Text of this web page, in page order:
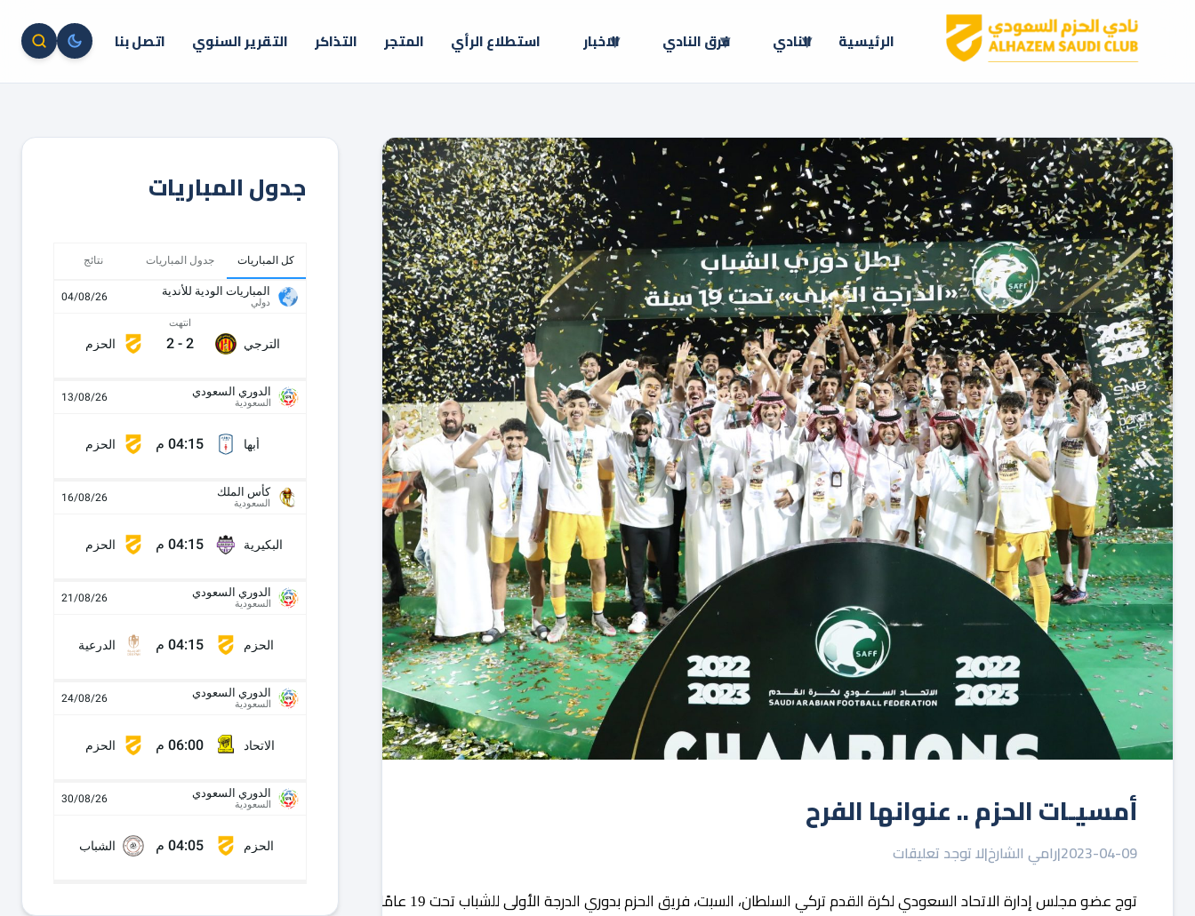
الرئيسية النادي فرق النادي الاخبار استطلاع الرأي المتجر التذاكر التقرير السنوي اتصل بنا
أمسيـات ⁧‫الحزم‬⁩ .. عنوانها الفرح
2023-04-09
|رامي الشارخ|لا توجد تعليقات
توجعضومجلسإدارةالاتحادالسعوديلكرةالقدمتركيالسلطان، السبت،فريقالحزمبدوريالدرجةالأولىللشبابتحت عامًا للموسم
جدول المباريات
كل المباريات جدول المباريات نتائج
المباريات الودية للأندية
دولي 04/08/26
الترجي
انتهت
2
-
2 الحزم
الدوري السعودي
السعودية 13/08/26
أبها 04:15 م الحزم
كأس الملك
السعودية 16/08/26
البكيرية 04:15 م الحزم
الدوري السعودي
السعودية 21/08/26
الحزم 04:15 م الدرعية
الدوري السعودي
السعودية 24/08/26
الاتحاد 06:00 م الحزم
الدوري السعودي
السعودية 30/08/26
الحزم 04:05 م الشباب